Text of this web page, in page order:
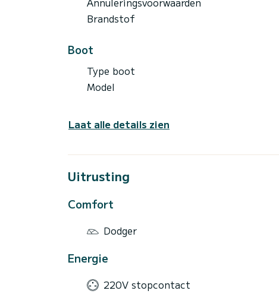
Brandstof
Boot
Type boot
Model
Laat alle details zien
Uitrusting
Comfort
Dodger
Energie
220V stopcontact